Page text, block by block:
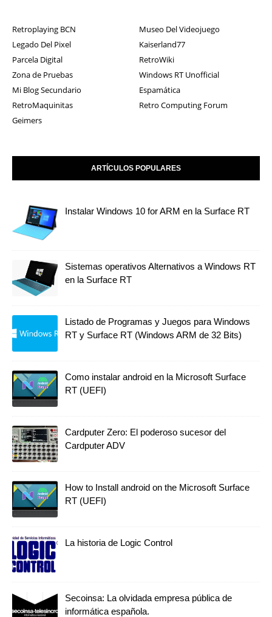
Retroplaying BCN
Museo Del Videojuego
Legado Del Pixel
Kaiserland77
Parcela Digital
RetroWiki
Zona de Pruebas
Windows RT Unofficial
Mi Blog Secundario
Espamática
RetroMaquinitas
Retro Computing Forum
Geimers
ARTÍCULOS POPULARES
Instalar Windows 10 for ARM en la Surface RT
Sistemas operativos Alternativos a Windows RT
en la Surface RT
Listado de Programas y Juegos para Windows
RT y Surface RT (Windows ARM de 32 Bits)
Como instalar android en la Microsoft Surface
RT (UEFI)
Cardputer Zero: El poderoso sucesor del
Cardputer ADV
How to Install android on the Microsoft Surface
RT (UEFI)
La historia de Logic Control
Secoinsa: La olvidada empresa pública de
informática española.